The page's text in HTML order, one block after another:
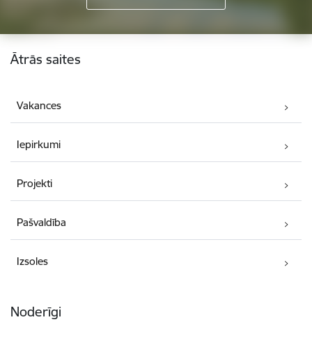
Kājene
Ātrās saites
Vakances
Iepirkumi
Projekti
Pašvaldība
Izsoles
Noderīgi